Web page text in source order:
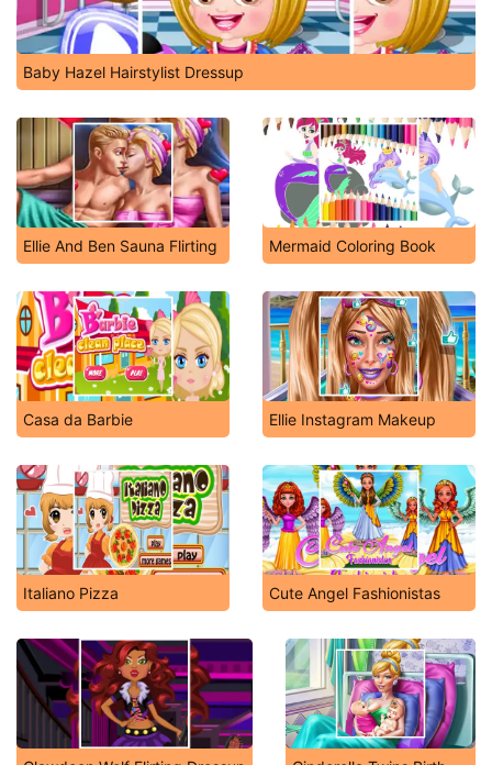
Baby Hazel Hairstylist Dressup
Ellie And Ben Sauna Flirting Mermaid Coloring Book
Casa da Barbie Ellie Instagram Makeup
Italiano Pizza Cute Angel Fashionistas